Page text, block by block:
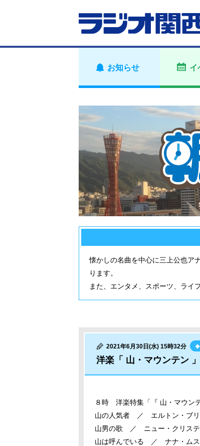
お知らせ イ
懐かしの名曲を中心に三上公也ア
ります。
また、エンタメ、スポーツ、ライ
2021年6月30日(水) 15時32分
洋楽「 山・マウンテン
８時 洋楽特集「『 山・マウン
山の人気者 ／ エルトン・ブリ
山男の歌 ／ ニュー・クリステ
山は呼んでいる ／ ナナ・ムス